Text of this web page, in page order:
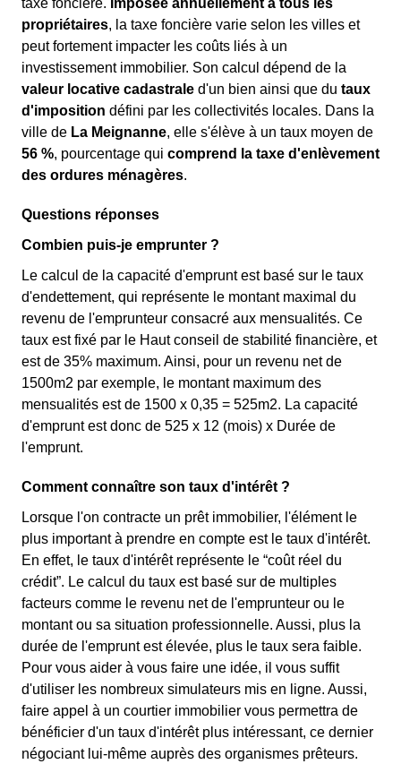
taxe foncière. Imposée annuellement à tous les
propriétaires, la taxe foncière varie selon les villes et
peut fortement impacter les coûts liés à un
investissement immobilier. Son calcul dépend de la
valeur locative cadastrale d'un bien ainsi que du taux
d'imposition défini par les collectivités locales. Dans la
ville de La Meignanne, elle s'élève à un taux moyen de
56 %, pourcentage qui comprend la taxe d'enlèvement
des ordures ménagères.
Questions réponses
Combien puis-je emprunter ?
Le calcul de la capacité d'emprunt est basé sur le taux
d'endettement, qui représente le montant maximal du
revenu de l'emprunteur consacré aux mensualités. Ce
taux est fixé par le Haut conseil de stabilité financière, et
est de 35% maximum. Ainsi, pour un revenu net de
1500m2 par exemple, le montant maximum des
mensualités est de 1500 x 0,35 = 525m2. La capacité
d'emprunt est donc de 525 x 12 (mois) x Durée de
l'emprunt.
Comment connaître son taux d'intérêt ?
Lorsque l'on contracte un prêt immobilier, l'élément le
plus important à prendre en compte est le taux d'intérêt.
En effet, le taux d'intérêt représente le “coût réel du
crédit”. Le calcul du taux est basé sur de multiples
facteurs comme le revenu net de l'emprunteur ou le
montant ou sa situation professionnelle. Aussi, plus la
durée de l'emprunt est élevée, plus le taux sera faible.
Pour vous aider à vous faire une idée, il vous suffit
d'utiliser les nombreux simulateurs mis en ligne. Aussi,
faire appel à un courtier immobilier vous permettra de
bénéficier d'un taux d'intérêt plus intéressant, ce dernier
négociant lui-même auprès des organismes prêteurs.